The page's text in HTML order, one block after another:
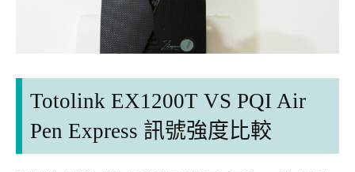
Totolink EX1200T VS PQI Air
Pen Express 訊號強度比較